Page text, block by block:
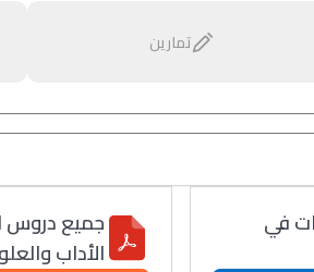
تمارين
في
الأداب